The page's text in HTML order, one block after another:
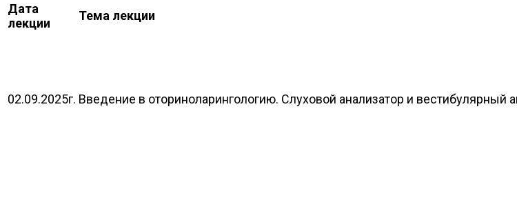
Дата
лекции
Тема лекции
02.09.2025г. Введение в оториноларингологию. Слуховой анализатор и вестибулярный